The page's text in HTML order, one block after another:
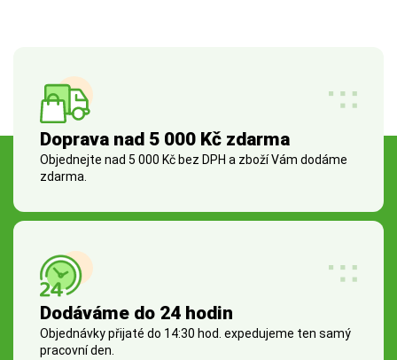
Doprava nad 5 000 Kč zdarma
Objednejte nad 5 000 Kč bez DPH a zboží Vám dodáme
zdarma.
Dodáváme do 24 hodin
Objednávky přijaté do 14:30 hod. expedujeme ten samý
pracovní den.